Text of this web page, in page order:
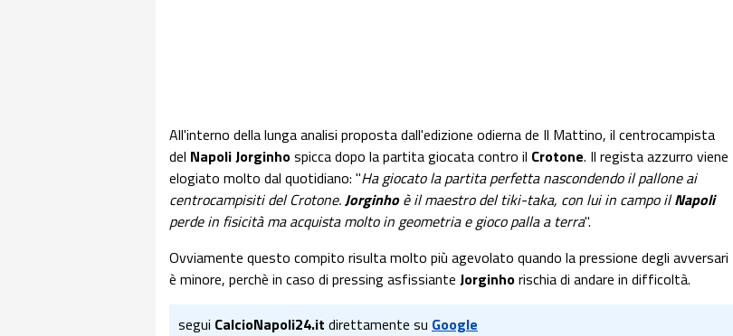
All'interno della lunga analisi proposta dall'edizione odierna de Il Mattino, il centrocampista
del Napoli Jorginhospicca dopo la partita giocata contro il Crotone. Il regista azzurro viene
elogiato molto dal quotidiano: "Ha giocato la partita perfetta nascondendo il pallone ai
centrocampisiti del Crotone.Jorginhoè il maestro del tiki-taka, con lui in campo ilNapoli
perde in fisicità ma acquista molto in geometria e gioco palla a terra".
Ovviamente questo compito risulta molto più agevolato quando la pressione degli avversari
è minore, perchè in caso di pressing asfissiante Jorginhorischia di andare in difficoltà.
segui CalcioNapoli24.it direttamente su Google